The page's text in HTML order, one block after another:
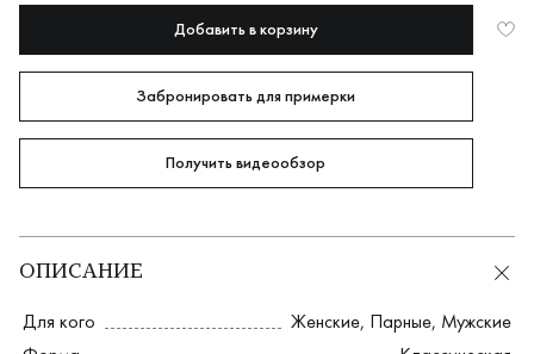
Добавить в корзину
Забронировать для примерки
Получить видеообзор
ОПИСАНИЕ
Для кого Женские, Парные, Мужские